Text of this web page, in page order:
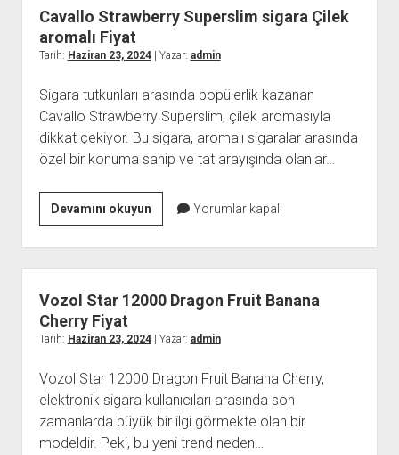
Cavallo Strawberry Superslim sigara Çilek
aromalı Fiyat
Tarih: Haziran 23, 2024| Yazar: admin
Sigara tutkunları arasında popülerlik kazanan
Cavallo Strawberry Superslim, çilek aromasıyla
dikkat çekiyor. Bu sigara, aromalı sigaralar arasında
özel bir konuma sahip ve tat arayışında olanlar…
Devamını okuyunCavallo
Strawberry
Superslim
sigara
Çilek
Fiyat
Yorumlar kapalı
Vozol Star 12000 Dragon Fruit Banana
Cherry Fiyat
Tarih: Haziran 23, 2024| Yazar: admin
Vozol Star 12000 Dragon Fruit Banana Cherry,
elektronik sigara kullanıcıları arasında son
zamanlarda büyük bir ilgi görmekte olan bir
modeldir. Peki, bu yeni trend neden…